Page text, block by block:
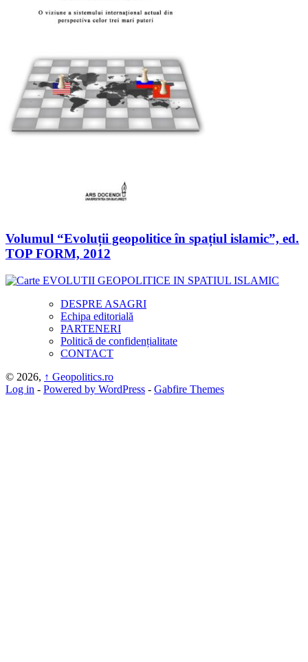
Volumul “Evoluții geopolitice în spațiul islamic”, ed.
TOP FORM, 2012
DESPRE ASAGRI
Echipa editorială
PARTENERI
Politică de confidențialitate
CONTACT
© 2026, ↑ Geopolitics.ro
Log in - Powered by WordPress - Gabfire Themes